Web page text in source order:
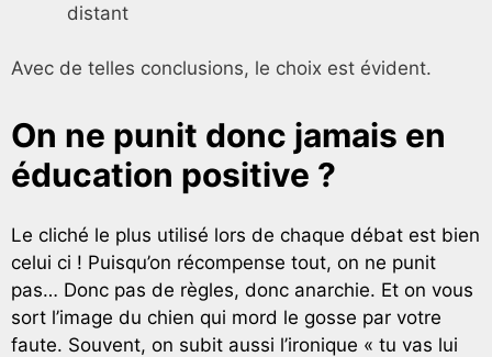
distant
Avec de telles conclusions, le choix est évident.
On ne punit donc jamais en
éducation positive ?
Le cliché le plus utilisé lors de chaque débat est bien
celui ci ! Puisqu’on récompense tout, on ne punit
pas… Donc pas de règles, donc anarchie. Et on vous
sort l’image du chien qui mord le gosse par votre
faute. Souvent, on subit aussi l’ironique « tu vas lui